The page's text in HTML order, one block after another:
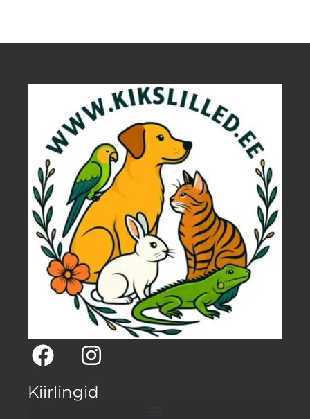
Kiirlingid